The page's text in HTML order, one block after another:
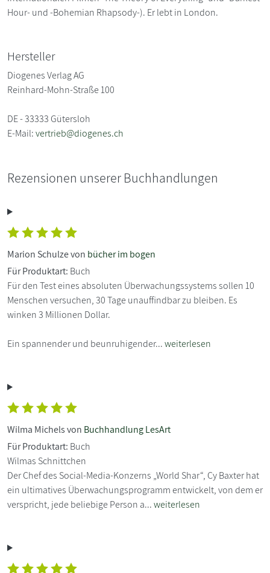
Hour- und -Bohemian Rhapsody-). Er lebt in London.
Hersteller
Diogenes Verlag AG
Reinhard-Mohn-Straße 100
DE - 33333 Gütersloh
E-Mail:vertrieb@diogenes.ch
Rezensionen unserer Buchhandlungen
Marion Schulze von bücher im bogen
Für Produktart: Buch
Für den Test eines absoluten Überwachungssystems sollen 10
Menschen versuchen, 30 Tage unauffindbar zu bleiben. Es
winken 3 Millionen Dollar.
Ein spannender und beunruhigender...weiterlesen
Wilma Michels von Buchhandlung LesArt
Für Produktart: Buch
Wilmas Schnittchen
Der Chef des Social-Media-Konzerns „World Shar“, Cy Baxter hat
ein ultimatives Überwachungsprogramm entwickelt, von dem er
verspricht, jede beliebige Person a...weiterlesen